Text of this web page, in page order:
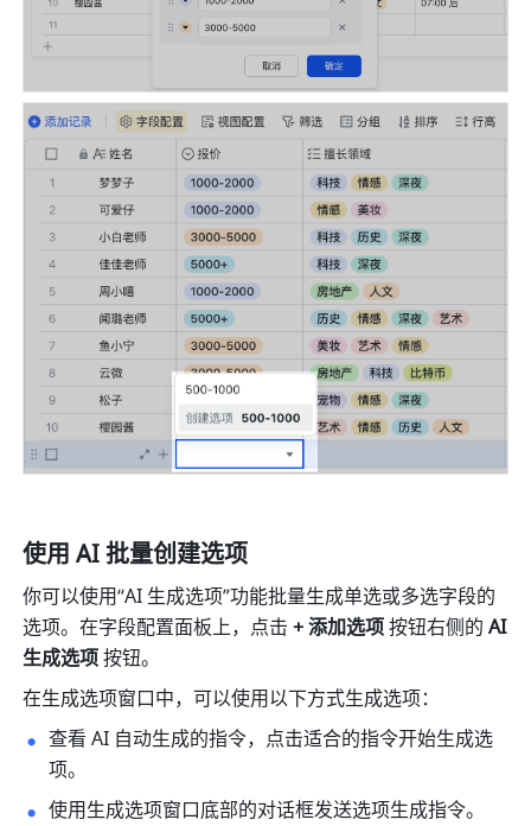
使用 AI 批量创建选项
你可以使用“AI 生成选项”功能批量生成单选或多选字段的
选项。在字段配置面板上，点击 + 添加选项 按钮右侧的 AI
生成选项 按钮。
在生成选项窗口中，可以使用以下方式生成选项：
查看 AI 自动生成的指令，点击适合的指令开始生成选
项。
使用生成选项窗口底部的对话框发送选项生成指令。